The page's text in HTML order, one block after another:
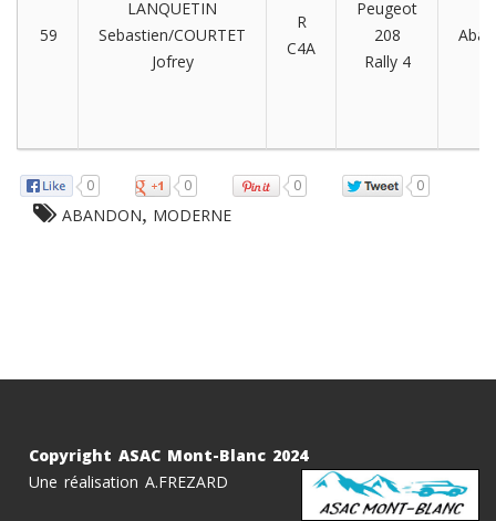
59
LANQUETIN
Sebastien/COURTET
Jofrey
R
C4A
Peugeot
208
Rally 4
0 0 0 0
ABANDON, MODERNE
Copyright ASAC Mont-Blanc 2024
Une réalisation A.FREZARD